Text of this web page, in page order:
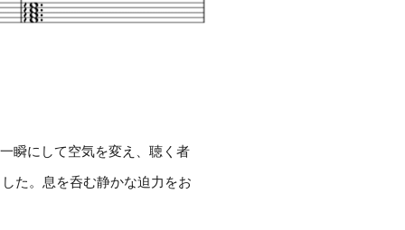
瞬にして空気を変え、聴く者
た。息を呑む静かな迫力をお